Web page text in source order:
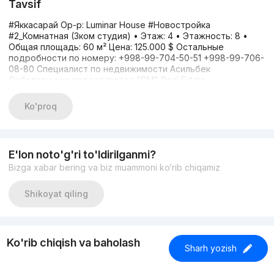
Tavsif
#Яккасарай Ор-р: Luminar House #Новостройка
#2_Комнатная (3ком студия) • Этаж: 4 • Этажность: 8 •
Общая площадь: 60 м² Цена: 125.000 $ Остальные
подробности по номеру: +998-99-704-50-51 +998-99-706-
08-80 Специалист по недвижимости Асильбек
Собственника представляет "DM" Real Estate
Ko'proq
E'lon noto'g'ri to'ldirilganmi?
Bizga xabar bering va biz muammoni ko‘rib chiqamiz
Shikoyat qiling
Ko'rib chiqish va baholash Sharh yozish